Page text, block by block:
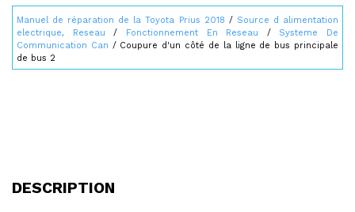
Manuel de réparation de la Toyota Prius 2018 / Source d alimentation
electrique, Reseau / Fonctionnement En Reseau / Systeme De
Communication Can / Coupure d'un côté de la ligne de bus principale
de bus 2
DESCRIPTION